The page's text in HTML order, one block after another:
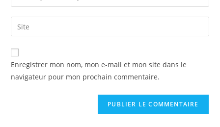
comment
your
email
address
comment
Saisir
l’URL
de
votre
(facultatif)
Enregistrer mon nom, mon e-mail et mon site dans le
navigateur pour mon prochain commentaire.